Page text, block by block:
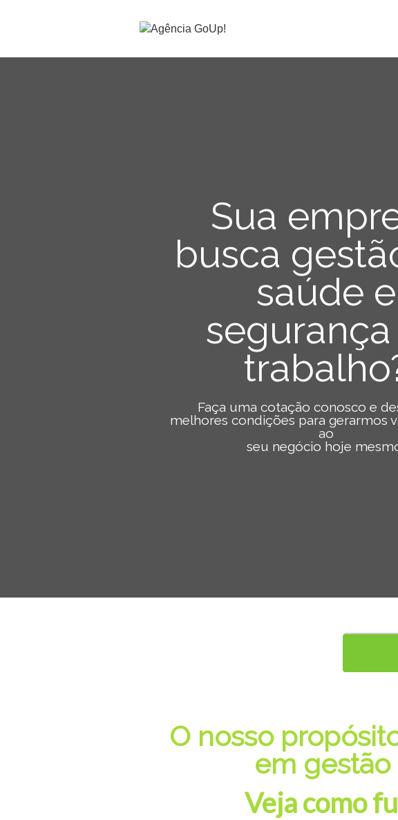
Sua
busca
saúde e
Faça uma cotação conosco e
melhores condições para gerarmos
ao
seu negócio hoje
O nosso
em
Veja como